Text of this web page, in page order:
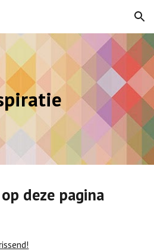
Skip to navigation
deze pagina